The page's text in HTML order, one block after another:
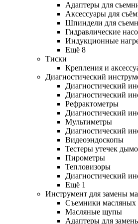
Адаптеры для
Аксессуары для
Шпиндели для
Гидравлические
Индукционные
Ещё 8
Тиски
Крепления и
Диагностический
Диагностический
Диагностический
Рефрактометры
Диагностический
Мультиметры
Диагностический
Видеоэндоскопы
Тестеры утечек
Пирометры
Тепловизоры
Диагностический
Ещё 1
Инструмент для замены
Съемники масляных
Масляные щупы
Адаптеры для